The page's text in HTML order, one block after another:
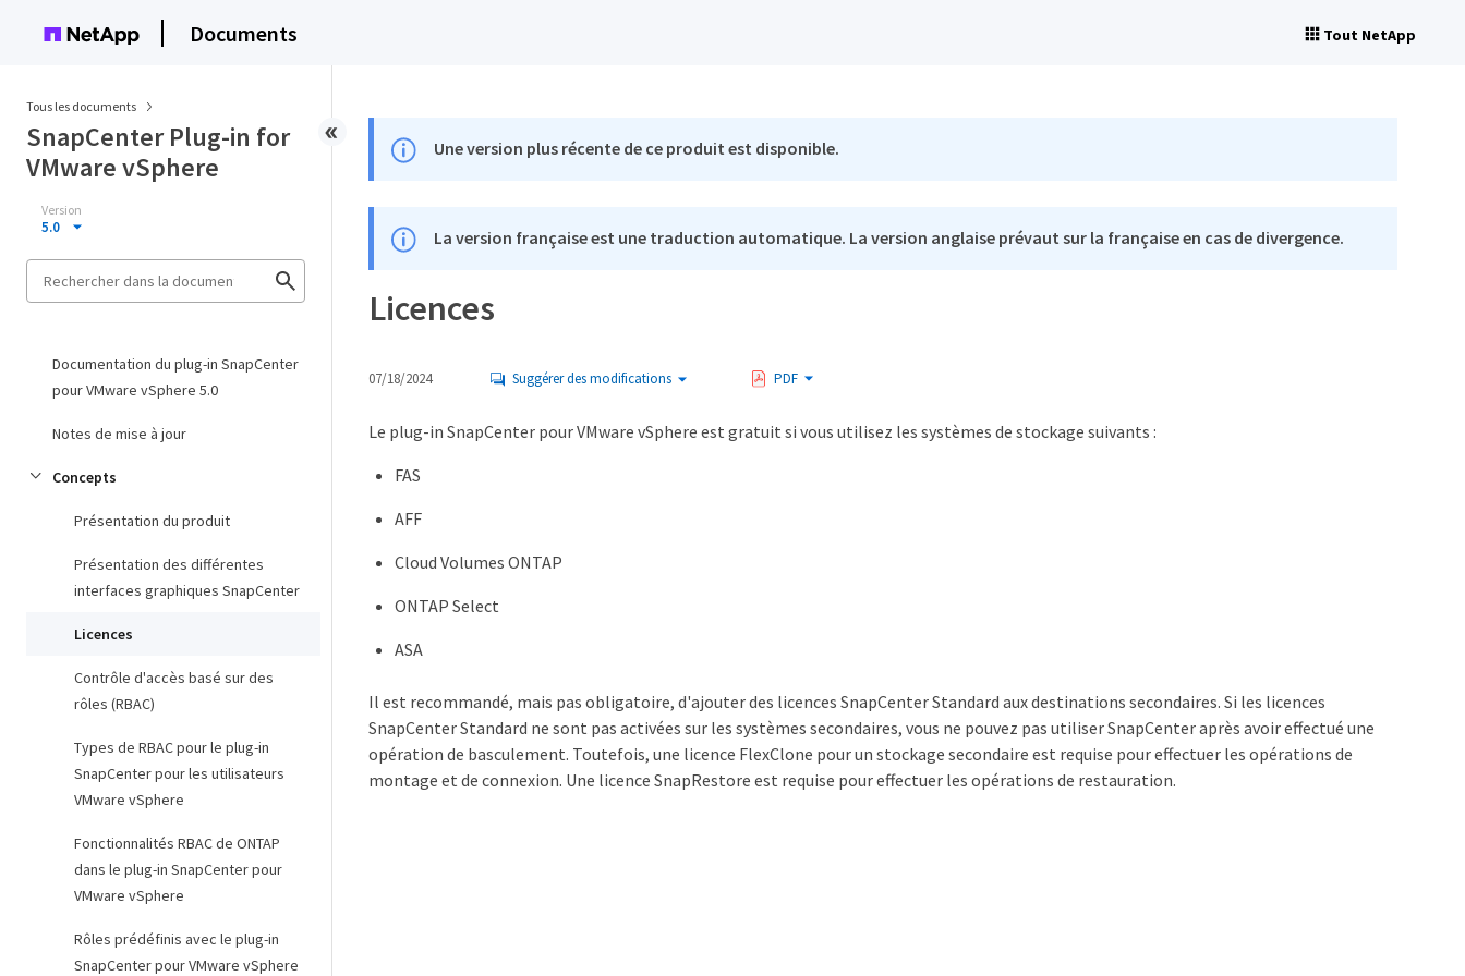
Documents Tout NetApp
Tous les documents
SnapCenter Plug-in for
VMware vSphere
Version
5.0
Documentation du plug-in SnapCenter
pour VMware vSphere 5.0
Notes de mise à jour
Concepts
Présentation du produit
Présentation des différentes
interfaces graphiques SnapCenter
Licences
Contrôle d'accès basé sur des
rôles (RBAC)
Types de RBAC pour le plug-in
SnapCenter pour les utilisateurs
VMware vSphere
Fonctionnalités RBAC de ONTAP
dans le plug-in SnapCenter pour
VMware vSphere
Rôles prédéfinis avec le plug-in
SnapCenter pour VMware vSphere
Une version plus récente de ce produit est disponible.
La version française est une traduction automatique. La version anglaise prévaut sur la française en cas de divergence.
Licences
07/18/2024 Suggérer des modifications PDF
Le plug-in SnapCenter pour VMware vSphere est gratuit si vous utilisez les systèmes de stockage suivants :
FAS
AFF
Cloud Volumes ONTAP
ONTAP Select
ASA
Il est recommandé, mais pas obligatoire, d'ajouter des licences SnapCenter Standard aux destinations secondaires. Si les licences
SnapCenter Standard ne sont pas activées sur les systèmes secondaires, vous ne pouvez pas utiliser SnapCenter après avoir effectué une
opération de basculement. Toutefois, une licence FlexClone pour un stockage secondaire est requise pour effectuer les opérations de
montage et de connexion. Une licence SnapRestore est requise pour effectuer les opérations de restauration.